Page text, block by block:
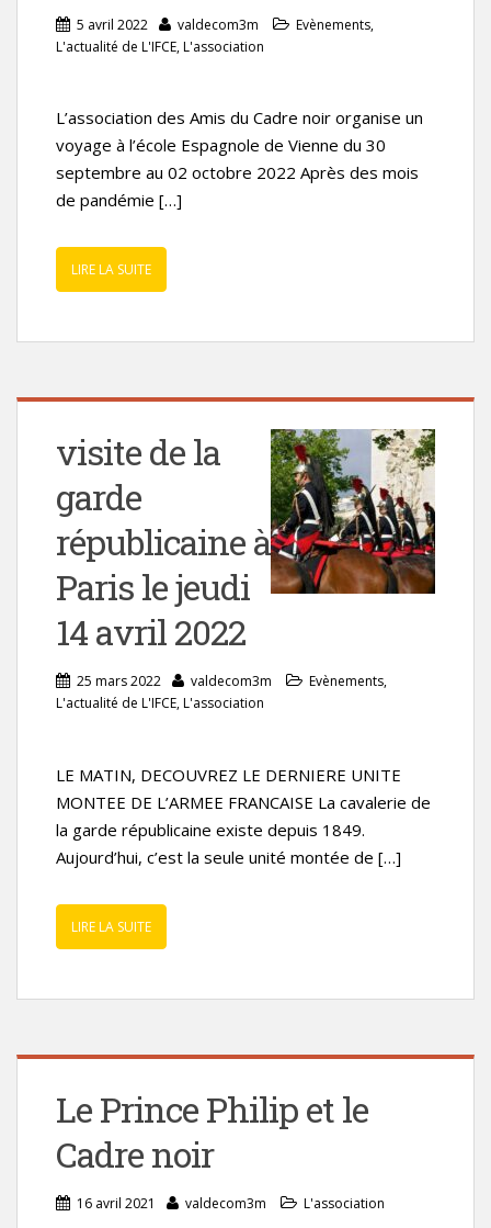
5 avril 2022 valdecom3m Evènements,
L'actualité de L'IFCE,L'association
L’association des Amis du Cadre noir organise un
voyage à l’école Espagnole de Vienne du 30
septembre au 02 octobre 2022 Après des mois
de pandémie […]
LIRE LA SUITE
visite de la
garde
républicaine à
Paris le jeudi
14 avril 2022
25 mars 2022 valdecom3m Evènements,
L'actualité de L'IFCE,L'association
LE MATIN, DECOUVREZ LE DERNIERE UNITE
MONTEE DE L’ARMEE FRANCAISE La cavalerie de
la garde républicaine existe depuis 1849.
Aujourd’hui, c’est la seule unité montée de […]
LIRE LA SUITE
Le Prince Philip et le
Cadre noir
16 avril 2021 valdecom3m L'association